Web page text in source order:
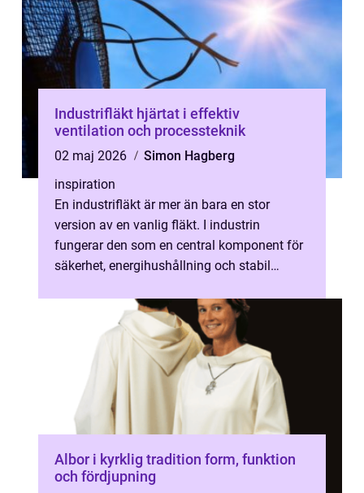
Industrifläkt hjärtat i effektiv
ventilation och processteknik
02 maj 2026
Simon Hagberg
inspiration
En industrifläkt är mer än bara en stor
version av en vanlig fläkt. I industrin
fungerar den som en central komponent för
säkerhet, energihushållning och stabil
Albor i kyrklig tradition form, funktion
och fördjupning